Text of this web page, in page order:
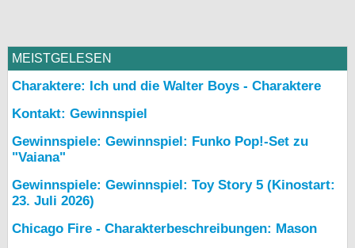
MEISTGELESEN
Charaktere: Ich und die Walter Boys - Charaktere
Kontakt: Gewinnspiel
Gewinnspiele: Gewinnspiel: Funko Pop!-Set zu
"Vaiana"
Gewinnspiele: Gewinnspiel: Toy Story 5 (Kinostart:
23. Juli 2026)
Chicago Fire - Charakterbeschreibungen: Mason